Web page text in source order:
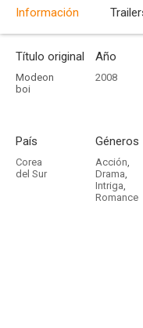
Información
Título original
Modeon
boi
Año
2008
País
Corea
del Sur
Géneros
Acción,
Drama,
Intriga,
Romance